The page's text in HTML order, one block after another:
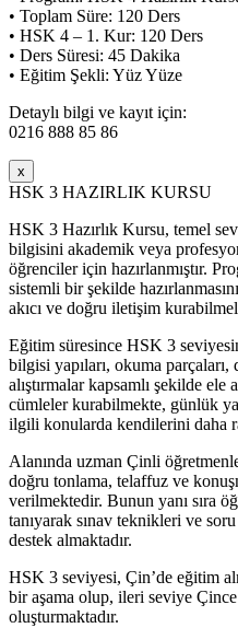
• Toplam Süre: 120 Ders
• HSK 4 – 1. Kur: 120 Ders
• Ders Süresi: 45 Dakika
• Eğitim Şekli: Yüz Yüze
Detaylı bilgi ve kayıt için:
0216 888 85 86
x
HSK 3 HAZIRLIK KURSU
HSK 3 Hazırlık Kursu, temel
bilgisini akademik veya
öğrenciler için hazırlanmıştır.
sistemli bir şekilde
akıcı ve doğru iletişim
Eğitim süresince HSK 3
bilgisi yapıları, okuma parçaları,
alıştırmalar kapsamlı şekilde ele
cümleler kurabilmekte, günlük
ilgili konularda kendilerini daha
Alanında uzman Çinli
doğru tonlama, telaffuz ve
verilmektedir. Bunun yanı sıra
tanıyarak sınav teknikleri ve
destek almaktadır.
HSK 3 seviyesi, Çin’de eğitim
bir aşama olup, ileri seviye
oluşturmaktadır.